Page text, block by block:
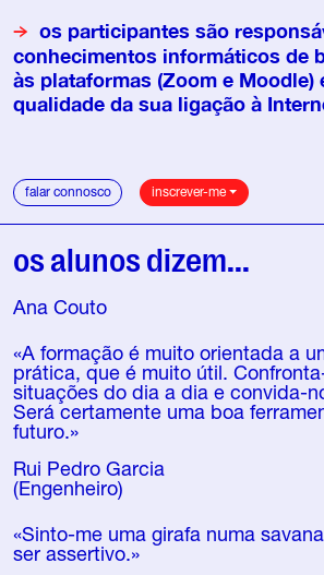
os participantes são
conhecimentos informáticos de
às plataformas (Zoom e Moodle)
qualidade da sua ligação à
falar connosco inscrever-me
os alunos dizem...
Ana Couto
«A formação é muito orientada a
prática, que é muito útil.
situações do dia a dia e convida-
Será certamente uma boa
futuro.»
Rui Pedro Garcia
(Engenheiro)
«Sinto-me uma girafa numa
ser assertivo.»